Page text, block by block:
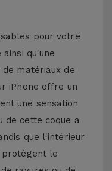
pour votre
qu'une
matériaux de
iPhone offre un
une sensation
de cette coque a
que l'intérieur
protègent le